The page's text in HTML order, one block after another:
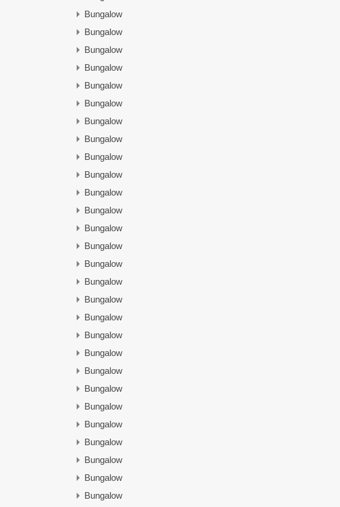
Bungalow
Bungalow
Bungalow
Bungalow
Bungalow
Bungalow
Bungalow
Bungalow
Bungalow
Bungalow
Bungalow
Bungalow
Bungalow
Bungalow
Bungalow
Bungalow
Bungalow
Bungalow
Bungalow
Bungalow
Bungalow
Bungalow
Bungalow
Bungalow
Bungalow
Bungalow
Bungalow
Bungalow